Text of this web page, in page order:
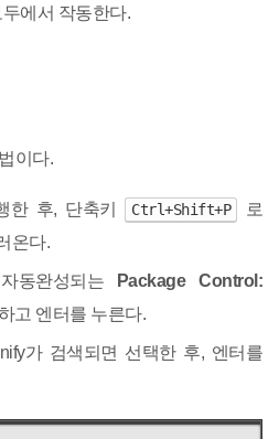
에서 작동한다.
이다.
한 후, 단축키 Ctrl+Shift+P
로
온다.
동완성되는
Package Control:
고 엔터를 누른다.
가 검색되면 선택한 후, 엔터를